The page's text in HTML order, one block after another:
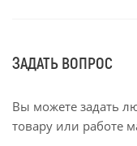
ЗАДАТЬ ВОПРОС
Вы можете задать
товару или работе